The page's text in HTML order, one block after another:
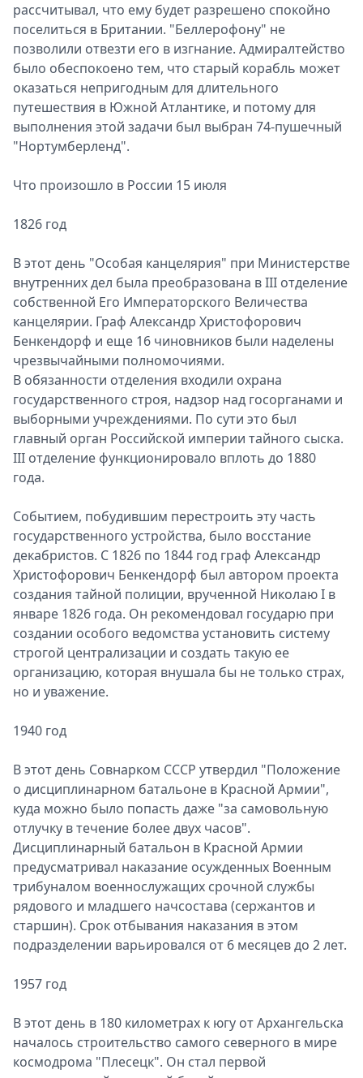
рассчитывал, что ему будет разрешено спокойно
поселиться в Британии. "Беллерофону" не
позволили отвезти его в изгнание. Адмиралтейство
было обеспокоено тем, что старый корабль может
оказаться непригодным для длительного
путешествия в Южной Атлантике, и потому для
выполнения этой задачи был выбран 74-пушечный
"Нортумберленд".
Что произошло в России 15 июля
1826 год
В этот день "Особая канцелярия" при Министерстве
внутренних дел была преобразована в III отделение
собственной Его Императорского Величества
канцелярии. Граф Александр Христофорович
Бенкендорф и еще 16 чиновников были наделены
чрезвычайными полномочиями.
В обязанности отделения входили охрана
государственного строя, надзор над госорганами и
выборными учреждениями. По сути это был
главный орган Российской империи тайного сыска.
III отделение функционировало вплоть до 1880
года.
Событием, побудившим перестроить эту часть
государственного устройства, было восстание
декабристов. С 1826 по 1844 год граф Александр
Христофорович Бенкендорф был автором проекта
создания тайной полиции, врученной Николаю I в
январе 1826 года. Он рекомендовал государю при
создании особого ведомства установить систему
строгой централизации и создать такую ее
организацию, которая внушала бы не только страх,
но и уважение.
1940 год
В этот день Совнарком СССР утвердил "Положение
о дисциплинарном батальоне в Красной Армии",
куда можно было попасть даже "за самовольную
отлучку в течение более двух часов".
Дисциплинарный батальон в Красной Армии
предусматривал наказание осужденных Военным
трибуналом военнослужащих срочной службы
рядового и младшего начсостава (сержантов и
старшин). Срок отбывания наказания в этом
подразделении варьировался от 6 месяцев до 2 лет.
1957 год
В этот день в 180 километрах к югу от Архангельска
началось строительство самого северного в мире
космодрома "Плесецк". Он стал первой